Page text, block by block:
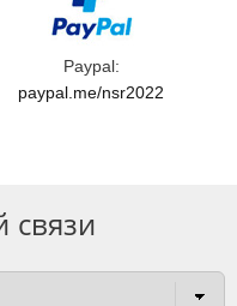
Paypal:
paypal.me/nsr2022
связи